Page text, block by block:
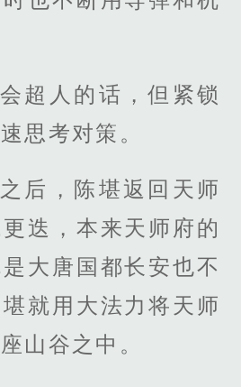
超人的话，但紧锁
思考对策。
后，陈堪返回天师
迭，本来天师府的
大唐国都长安也不
就用大法力将天师
山谷之中。